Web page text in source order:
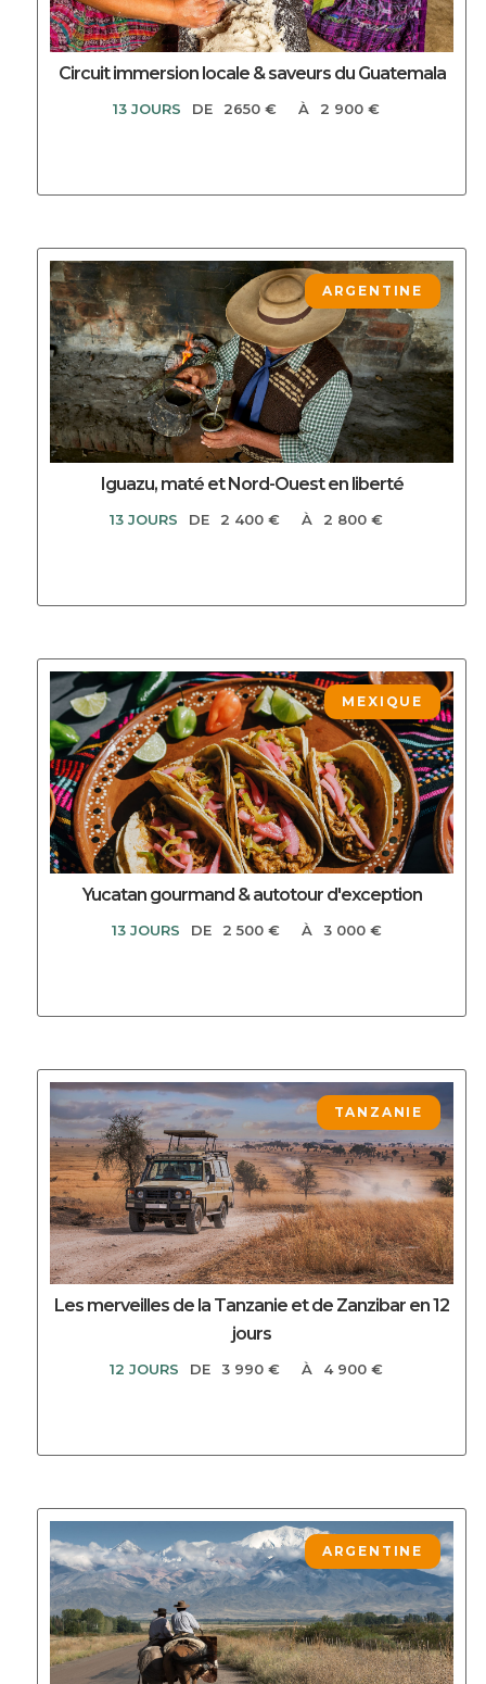
Circuit immersion locale & saveurs du Guatemala
13 JOURS DE 2650 € À 2 900 €
Iguazu, maté et Nord-Ouest en liberté
13 JOURS DE 2 400 € À 2 800 €
DECOUVRIR CE CIRCUIT ARGENTINE
Yucatan gourmand & autotour d'exception
13 JOURS DE 2 500 € À 3 000 €
DECOUVRIR CE CIRCUIT MEXIQUE
Les merveilles de la Tanzanie et de Zanzibar en 12
jours
12 JOURS DE 3 990 € À 4 900 €
DECOUVRIR CE CIRCUIT TANZANIE
DECOUVRIR CE CIRCUIT ARGENTINE